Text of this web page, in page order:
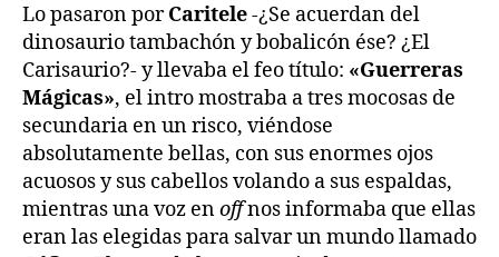
Lo pasaron porCaritele-¿Se acuerdan del
dinosaurio tambachón y bobalicón ése? ¿El
Carisaurio?- y llevaba el feo título: «Guerreras
Mágicas», el intro mostraba a tres mocosas de
secundaria en un risco, viéndose
absolutamente bellas, con sus enormes ojos
acuosos y sus cabellos volando a sus espaldas,
mientras una voz enoffnos informaba que ellas
eran las elegidas para salvar un mundo llamado